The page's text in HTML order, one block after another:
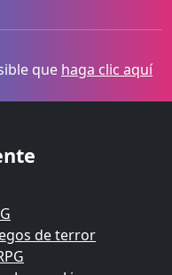
que haga clic aquí
de terror